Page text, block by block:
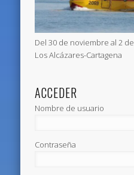
Del 30 de noviembre al 2
Los Alcázares-Cartagena
ACCEDER
Nombre de usuario
Contraseña